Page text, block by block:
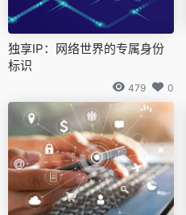
独享IP：网络世界的专属身份
标识
479 0